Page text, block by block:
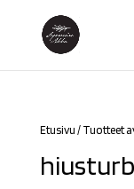
Etusivu / Tuotteet